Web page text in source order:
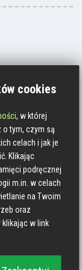
cookies
, w której
tym, czym są
celach i jak je
Klikając
podręcznej
m.in. w celach
na Twoim
oraz
klikając w link